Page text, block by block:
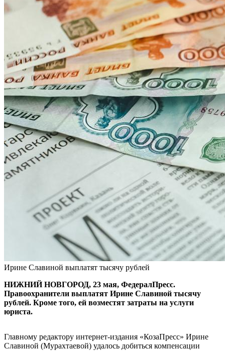
Ирине Славиной выплатят тысячу рублей
НИЖНИЙ НОВГОРОД, 23 мая, ФедералПресс.
Правоохранители выплатят Ирине Славиной тысячу
рублей. Кроме того, ей возместят затраты на услуги
юриста.
Главному редактору интернет-издания «КозаПресс» Ирине
Славиной (Мурахтаевой) удалось добиться компенсации